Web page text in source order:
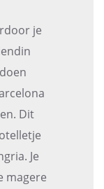
je
Dit
Je
magere